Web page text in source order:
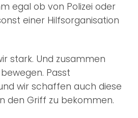
egal ob von Polizei oder
einer Hilfsorganisation
stark. Und zusammen
Passt
wir schaffen auch diese
den Griff zu bekommen.